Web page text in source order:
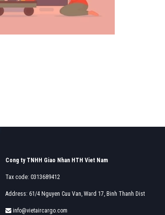
→
Cong ty TNHH Giao Nhan HTH Viet Nam
Tax code: 0313689412
Address: 61/4 Nguyen Cuu Van, Ward 17, Binh Thanh Dist
info@vietaircargo.com